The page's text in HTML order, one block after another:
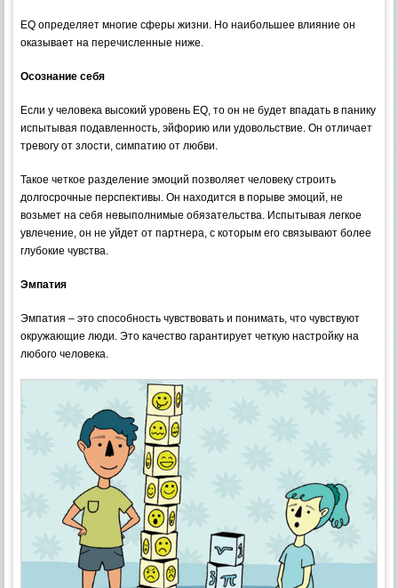
EQ определяет многие сферы жизни. Но наибольшее влияние он
оказывает на перечисленные ниже.
Осознание себя
Если у человека высокий уровень EQ, то он не будет впадать в панику
испытывая подавленность, эйфорию или удовольствие. Он отличает
тревогу от злости, симпатию от любви.
Такое четкое разделение эмоций позволяет человеку строить
долгосрочные перспективы. Он находится в порыве эмоций, не
возьмет на себя невыполнимые обязательства. Испытывая легкое
увлечение, он не уйдет от партнера, с которым его связывают более
глубокие чувства.
Эмпатия
Эмпатия – это способность чувствовать и понимать, что чувствуют
окружающие люди. Это качество гарантирует четкую настройку на
любого человека.